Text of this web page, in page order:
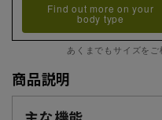
Find out more on your
body type
あくまでもサイズをご
商品説明